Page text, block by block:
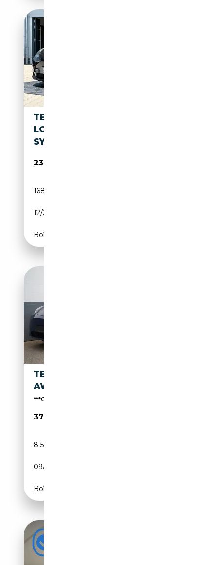
TESLA MODEL 3 MODEL 3
LONG RANGE AWD | AIR LIFT
SYSTEM |
23 750€
168 999 km
12/2020
Boîte automatique
TESLA MODEL Y LONG RANGE
AWD *AHK*
***Gerne kaufen wir auch Ihren Tesla an***
37 950€
8 555 km
09/2022
Boîte automatique